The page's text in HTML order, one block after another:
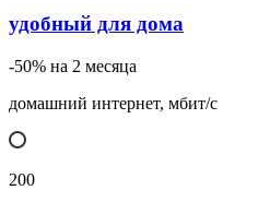
удобный для дома
-50% на 2 месяца
домашний интернет, мбит/с
200